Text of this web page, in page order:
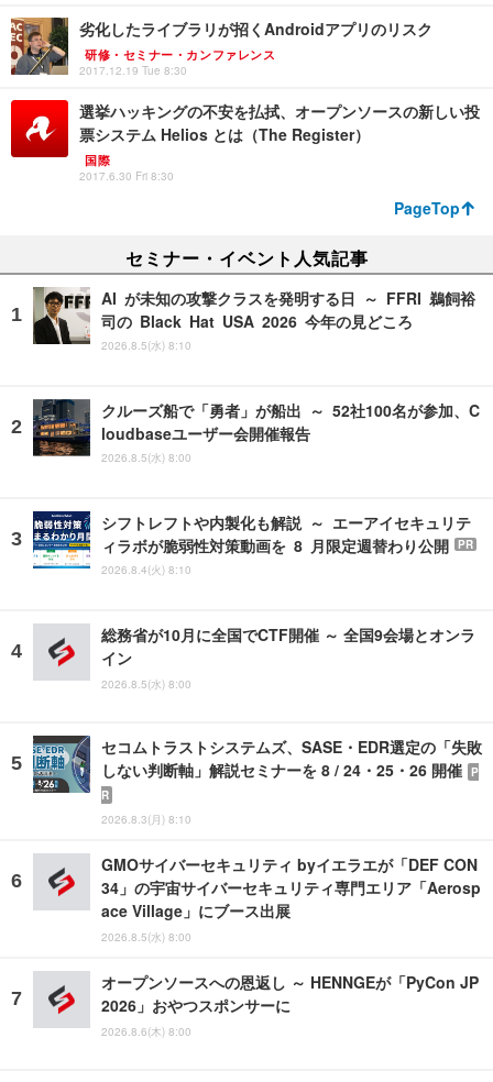
劣化したライブラリが招くAndroidアプリのリスク
研修・セミナー・カンファレンス
2017.12.19 Tue 8:30
選挙ハッキングの不安を払拭、オープンソースの新しい投
票システム Helios とは（The Register）
国際
2017.6.30 Fri 8:30
PageTop
セミナー・イベント人気記事
AI が未知の攻撃クラスを発明する日 ～ FFRI 鵜飼裕
司の Black Hat USA 2026 今年の見どころ
2026.8.5(水) 8:10
クルーズ船で「勇者」が船出 ～ 52社100名が参加、C
loudbaseユーザー会開催報告
2026.8.5(水) 8:00
シフトレフトや内製化も解説 ～ エーアイセキュリテ
ィラボが脆弱性対策動画を 8 月限定週替わり公開
PR
2026.8.4(火) 8:10
総務省が10月に全国でCTF開催 ～ 全国9会場とオンラ
イン
2026.8.5(水) 8:00
セコムトラストシステムズ、SASE・EDR選定の「失敗
しない判断軸」解説セミナーを 8 / 24・25・26 開催 P
R
2026.8.3(月) 8:10
GMOサイバーセキュリティ byイエラエが「DEF CON
34」の宇宙サイバーセキュリティ専門エリア「Aerosp
ace Village」にブース出展
2026.8.5(水) 8:00
オープンソースへの恩返し ～ HENNGEが「PyCon JP
2026」おやつスポンサーに
2026.8.6(木) 8:00